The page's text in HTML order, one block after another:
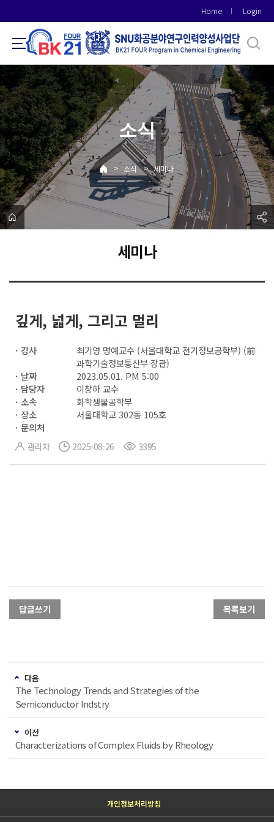
로
메
뉴
Home Login
소식
> 소식 > 세미나
세미나
깊게, 넓게, 그리고 멀리
강사
최기영 명예교수 (서울대학교 전기정보공학부) (前
과학기술정보통신부 장관)
날짜
2023.05.01. PM 5:00
담당자
이창하 교수
소속
화학생물공학부
장소
서울대학교 302동 105호
문의처
관리자 2025-08-26 3395
답글쓰기 목록보기
다음
The Technology Trends and Strategies of the
Semiconductor Indstry
이전
Characterizations of Complex Fluids by Rheology
개인정보처리방침